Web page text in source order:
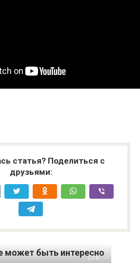
статья? Поделиться с
друзьями:
может быть интересно
0